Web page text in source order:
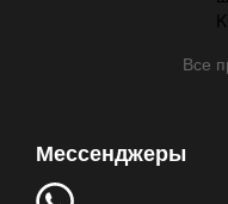
Все
Мессенджеры